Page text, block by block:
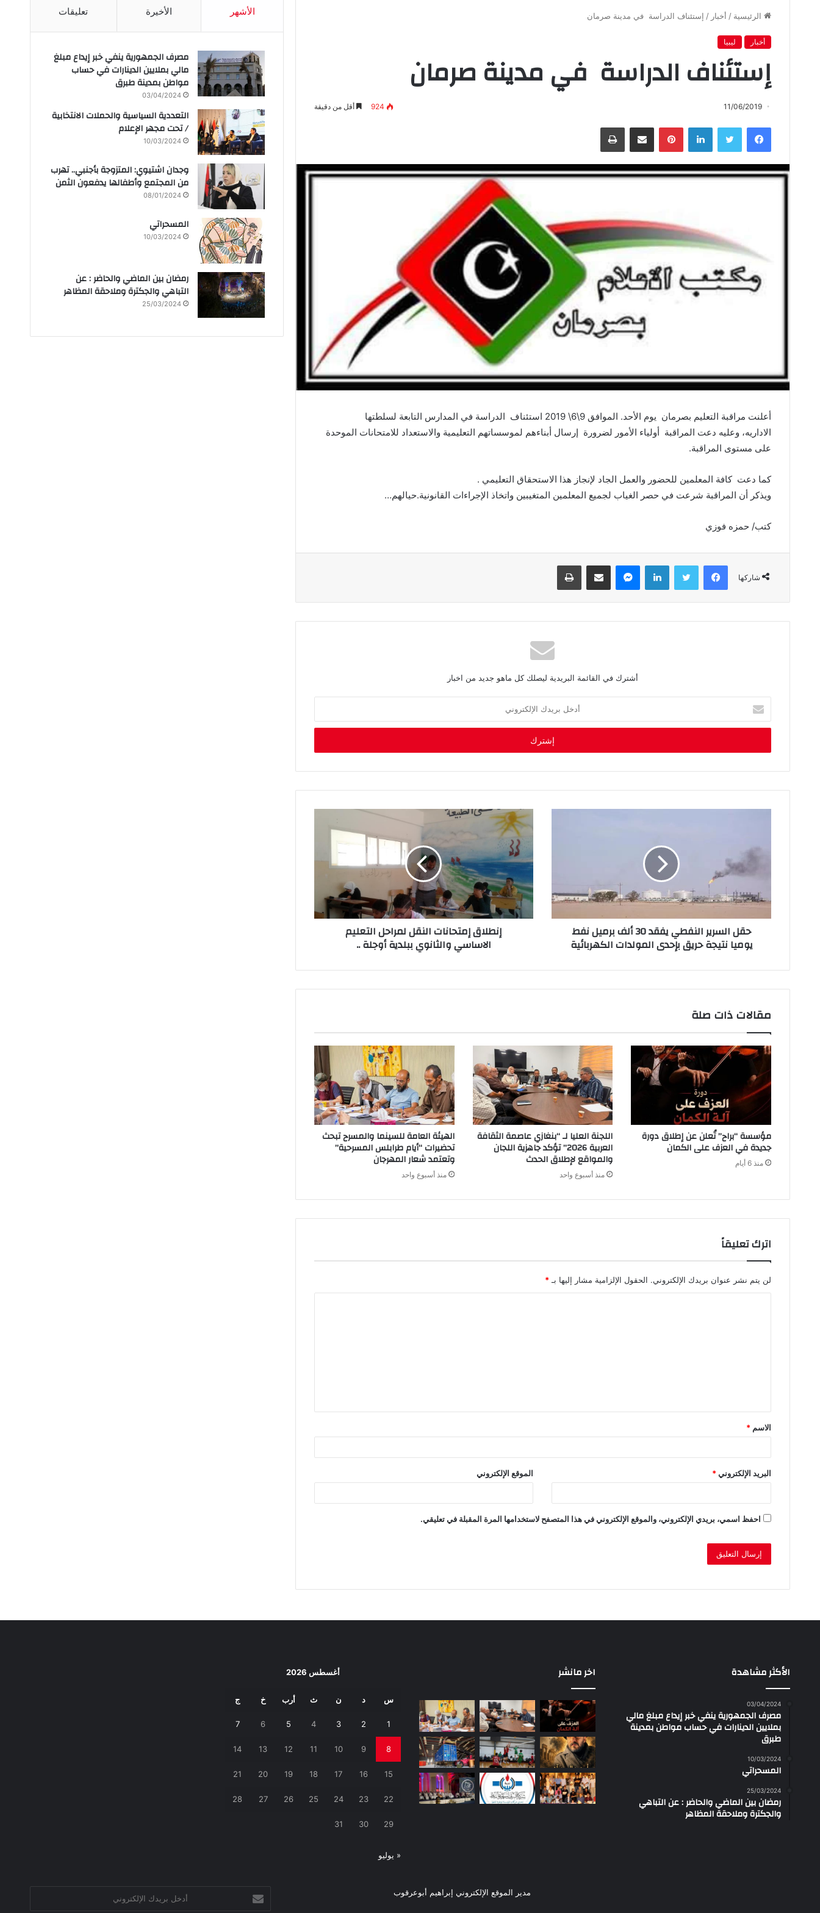
الرئيسية / أخبار / إستئناف الدراسة في مدينة صرمان
أخبار ليبيا
إستئناف الدراسة في مدينة صرمان
11/06/2019
924 أقل من دقيقة
فيسبوك تويتر لينكدإن بينتيريست مشاركة عبر البريد طباعة
أعلنت مراقبة التعليم بصرمان يوم الأحد. الموافق 9\6\ 2019 استئناف الدراسة في المدارس التابعة لسلطتها
الاداريه، وعليه دعت المراقبة أولياء الأمور لضرورة إرسال أبناءهم لموسساتهم التعليمية والاستعداد للامتحانات الموحدة
على مستوى المراقبة.
كما دعت كافة المعلمين للحضور والعمل الجاد لإنجاز هذا الاستحقاق التعليمي .
ويذكر أن المراقبة شرعت في حصر الغياب لجميع المعلمين المتغيبين واتخاذ الإجراءات القانونية.حيالهم…
كتب/ حمزه فوزي
شاركها
فيسبوك تويتر لينكدإن ماسنجر مشاركة عبر البريد طباعة
أشترك في القائمة البريدية ليصلك كل ماهو جديد من اخبار
خ
ب
د
ن
حقل السرير النفطي يفقد 30 ألف برميل نفط
يوميا نتيجة حريق بإحدى المولدات الكهربائية
إنطلاق إمتحانات النقل لمراحل التعليم
الاساسي والثانوي ببلدية أوجلة ..
مقالات ذات صلة
مؤسسة “براح” تُعلن عن إطلاق دورة
جديدة في العزف على الكمان
منذ 6 أيام
اللجنة العليا لـ “بنغازي عاصمة الثقافة
العربية 2026” تؤكد جاهزية اللجان
والمواقع لإطلاق الحدث
منذ أسبوع واحد
الهيئة العامة للسينما والمسرح تبحث
تحضيرات “أيام طرابلس المسرحية”
وتعتمد شعار المهرجان
منذ أسبوع واحد
اترك تعليقاً
لن يتم نشر عنوان بريدك الإلكتروني. الحقول الإلزامية مشار إليها بـ *
ق
*
الاسم *
البريد الإلكتروني* الموقع الإلكتروني
احفظ اسمي، بريدي الإلكتروني، والموقع الإلكتروني في هذا المتصفح لاستخدامها المرة المقبلة في تعليقي.
الأشهر الأخيرة تعليقات
مصرف الجمهورية ينفي خبر إيداع مبلغ
مالي بملايين الدينارات في حساب
مواطن بمدينة طبرق
03/04/2024
التعددية السياسية والحملات الانتخابية
/ تحت مجهر الإعلام
10/03/2024
وجدان اشتيوي: المتزوجة بأجنبي.. تهرب
من المجتمع وأطفالها يدفعون الثمن
08/01/2024
المسحراتي
10/03/2024
رمضان بين الماضي والحاضر : عن
التباهي والجكترة وملاحقة المظاهر
25/03/2024
الأكثر مشاهدة
03/04/2024
مصرف الجمهورية ينفي خبر إيداع مبلغ مالي
بملايين الدينارات في حساب مواطن بمدينة
طبرق
10/03/2024
المسحراتي
25/03/2024
رمضان بين الماضي والحاضر : عن التباهي
والجكترة وملاحقة المظاهر
اخر مانشر أغسطس 2026
س د ن ث أرب خ ج
1
2
3
4
5
6
7
8
9
10
11
12
13
14
15
16
17
18
19
20
21
22
23
24
25
26
27
28
29
30
31
« يوليو
مدير الموقع الإلكتروني إبراهيم أبوعرقوب
بريدك